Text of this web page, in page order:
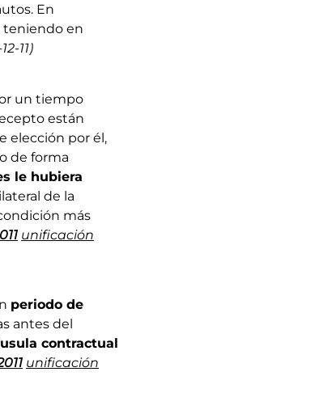
En
teniendo en
11)
un tiempo
están
elección por él,
de forma
le hubiera
de la
más
unificación
periodo de
antes del
contractual
unificación